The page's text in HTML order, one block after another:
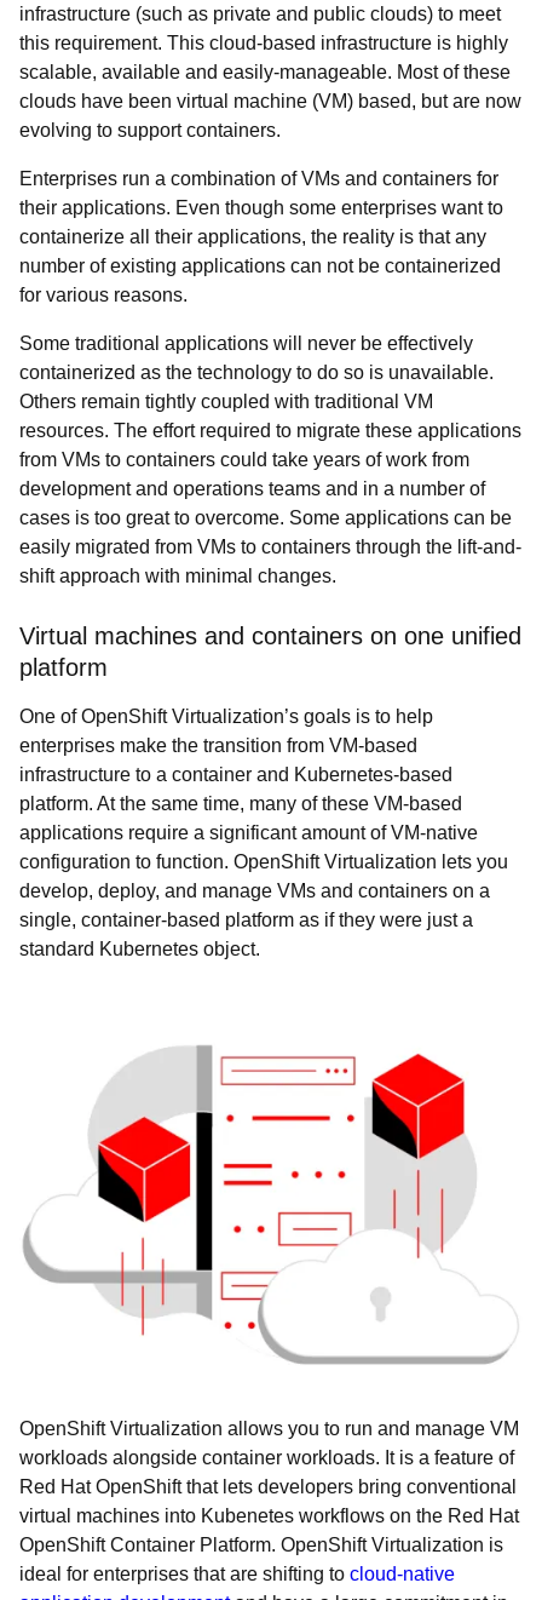
infrastructure (such as private and public clouds) to meet
this requirement. This cloud-based infrastructure is highly
scalable, available and easily-manageable. Most of these
clouds have been virtual machine (VM) based, but are now
evolving to support containers.
Enterprises run a combination of VMs and containers for
their applications. Even though some enterprises want to
containerize all their applications, the reality is that any
number of existing applications can not be containerized
for various reasons.
Some traditional applications will never be effectively
containerized as the technology to do so is unavailable.
Others remain tightly coupled with traditional VM
resources. The effort required to migrate these applications
from VMs to containers could take years of work from
development and operations teams and in a number of
cases is too great to overcome. Some applications can be
easily migrated from VMs to containers through the lift-and-
shift approach with minimal changes.
Virtual machines and containers on one unified
platform
One of OpenShift Virtualization’s goals is to help
enterprises make the transition from VM-based
infrastructure to a container and Kubernetes-based
platform. At the same time, many of these VM-based
applications require a significant amount of VM-native
configuration to function. OpenShift Virtualization lets you
develop, deploy, and manage VMs and containers on a
single, container-based platform as if they were just a
standard Kubernetes object.
OpenShift Virtualization allows you to run and manage VM
workloads alongside container workloads. It is a feature of
Red Hat OpenShift that lets developers bring conventional
virtual machines into Kubenetes workflows on the Red Hat
OpenShift Container Platform. OpenShift Virtualization is
ideal for enterprises that are shifting to cloud-native